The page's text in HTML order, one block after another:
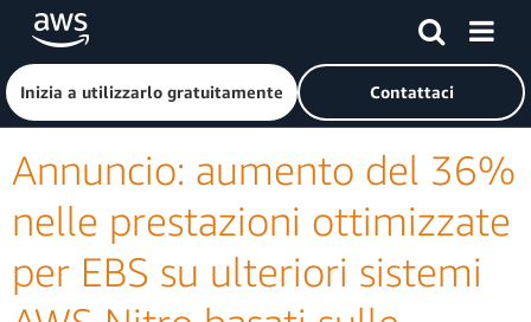
Passa al contenuto principale
Fai clic qui per tornare alla home page di Amazon Web
Inizia a utilizzarlo gratuitamente Contattaci
Annuncio: aumento del 36%
nelle prestazioni ottimizzate
per EBS su ulteriori sistemi